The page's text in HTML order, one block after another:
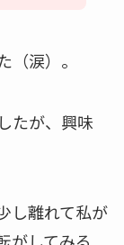
涙）。
たが、興味
し離れて私が